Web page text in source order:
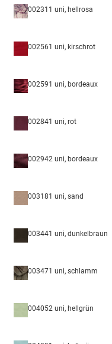
002311 uni, hellrosa
002561 uni, kirschrot
002591 uni, bordeaux
002841 uni, rot
002942 uni, bordeaux
003181 uni, sand
003441 uni, dunkelbraun
003471 uni, schlamm
004052 uni, hellgrün